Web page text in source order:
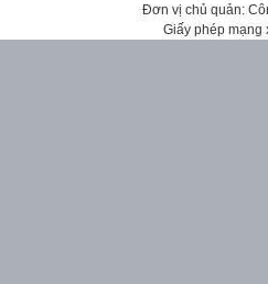
Đơn vị chủ quản:
Giấy phép mạng